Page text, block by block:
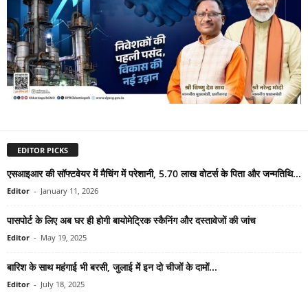
EDITOR PICKS
एसआइआर की सॉफ्टवेयर में मैचिंग में परेशानी, 5.70 लाख वोटर्स के पिता और जन्मतिथि...
Editor - January 11, 2026
पासपोर्ट के लिए अब घर ही होगी बायोमेट्रिक स्कैनिंग और दस्तावेजों की जांच
Editor - May 19, 2025
बारिश के साथ महंगाई भी बरसी, जुलाई में इन दो चीजों के दामों...
Editor - July 18, 2025